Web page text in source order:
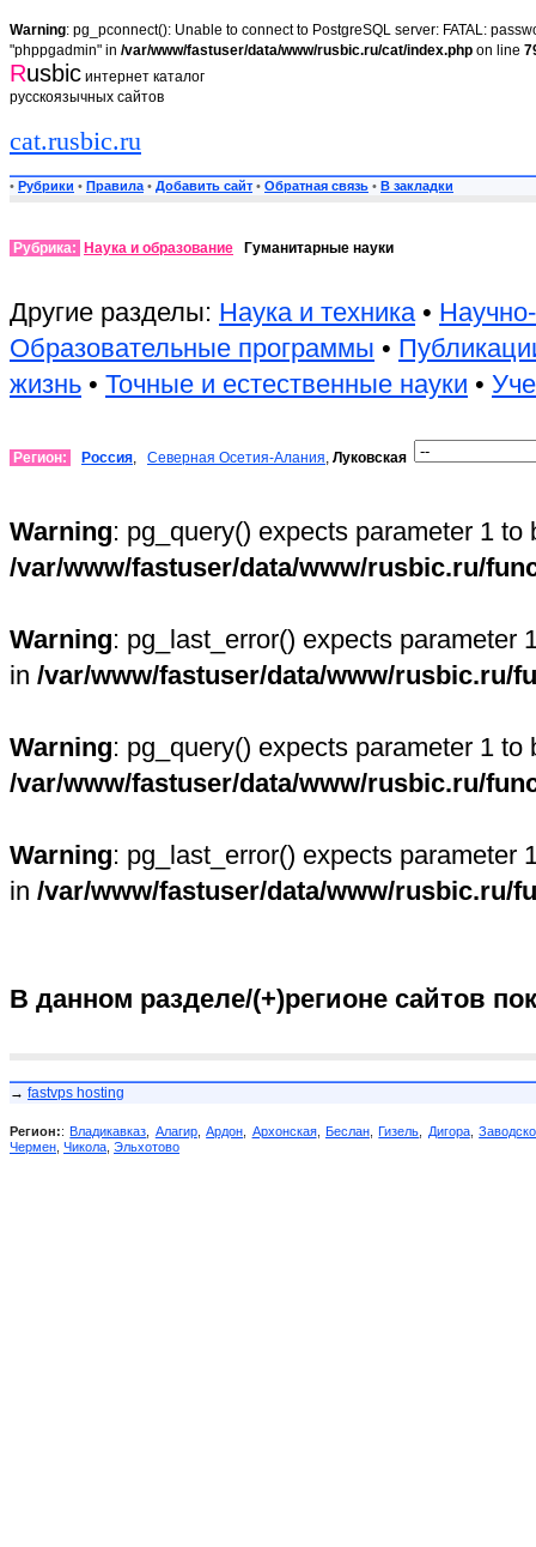
Warning: pg_pconnect(): Unable to connect to PostgreSQL server: FATAL:
"phppgadmin" in /var/www/fastuser/data/www/rusbic.ru/cat/index.php on line
Rusbic интернет каталог
русскоязычных сайтов
cat.rusbic.ru
• Рубрики • Правила • Добавить сайт • Обратная связь • В закладки
Рубрика: Наука и образование Гуманитарные науки
Другие разделы: Наука и техника•
Образовательные программы •
жизнь • Точные и естественные науки •
Регион: Россия, Северная Осетия-Алания, Луковская
Warning: pg_query() expects parameter 1
/var/www/fastuser/data/www/rusbic.ru/
Warning: pg_last_error() expects parameter
in /var/www/fastuser/data/www/rusbic.ru/
Warning: pg_query() expects parameter 1
/var/www/fastuser/data/www/rusbic.ru/
Warning: pg_last_error() expects parameter
in /var/www/fastuser/data/www/rusbic.ru/
В данном разделе/(+)регионе сайтов
→ fastvps hosting
Регион::Владикавказ Алагир,Ардон Архонская, Беслан,Гизель Дигора,
Чермен Чикола Эльхотово